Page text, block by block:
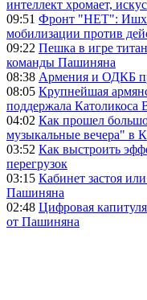
интеллект хромает,
09:51 Фронт "НЕТ":
мобилизации против
09:22 Пешка в игре
команды Пашиняна
08:38 Армения и ОДКБ
08:05 Крупнейшая
поддержала Католикоса
04:02 Как прошел
музыкальные вечера" в
03:52 Как выстроить
перегрузок
03:15 Кабинет застоя
Пашиняна
02:48 Цифровая
от Пашиняна